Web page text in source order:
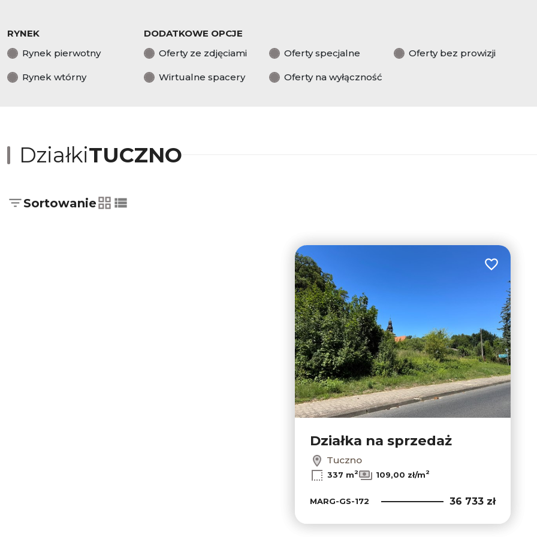
RYNEK
Rynek pierwotny
Rynek wtórny
DODATKOWE OPCJE
Oferty ze zdjęciami
Oferty specjalne Oferty bez prowizji
Wirtualne spacery Oferty na wyłączność
DziałkiTUCZNO
Sortowanie
tabela
lista
Dodaj do
Działka na sprzedaż
Tuczno
337 m2 109,00 zł/m2
MARG-GS-172 36 733 zł